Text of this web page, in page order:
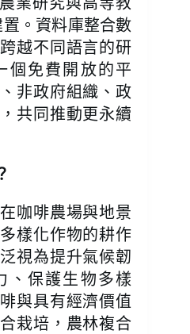
。資料庫整合數
越不同語言的研
個免費開放的平
非政府組織、政
共同推動更永續
咖啡農場與地景
樣化作物的耕作
視為提升氣候韌
、保護生物多樣
與具有經濟價值
栽培，農林複合